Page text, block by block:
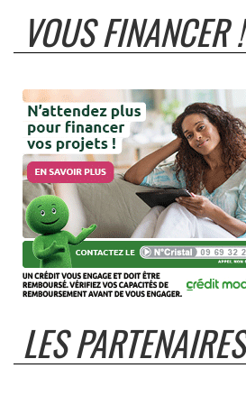
VOUS FINANCER !
LES PARTENAIRES